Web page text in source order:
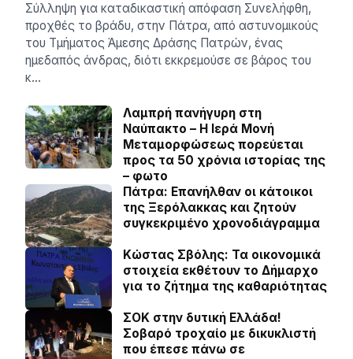
Σύλληψη για καταδικαστική απόφαση Συνελήφθη,
προχθές το βράδυ, στην Πάτρα, από αστυνομικούς
του Τμήματος Άμεσης Δράσης Πατρών, ένας
ημεδαπός άνδρας, διότι εκκρεμούσε σε βάρος του
κ…
Λαμπρή πανήγυρη στη
Ναύπακτο – Η Ιερά Μονή
Μεταμορφώσεως πορεύεται
προς τα 50 χρόνια ιστορίας της
– φωτο
Πάτρα: Επανήλθαν οι κάτοικοι
της Ξερόλακκας και ζητούν
συγκεκριμένο χρονοδιάγραμμα
Κώστας Σβόλης: Τα οικονομικά
στοιχεία εκθέτουν το Δήμαρχο
για το ζήτημα της καθαριότητας
ΣΟΚ στην δυτική Ελλάδα!
Σοβαρό τροχαίο με δικυκλιστή
που έπεσε πάνω σε